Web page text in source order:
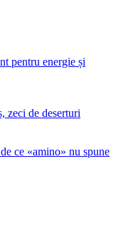
pentru energie și
zeci de deserturi
ce «amino» nu spune